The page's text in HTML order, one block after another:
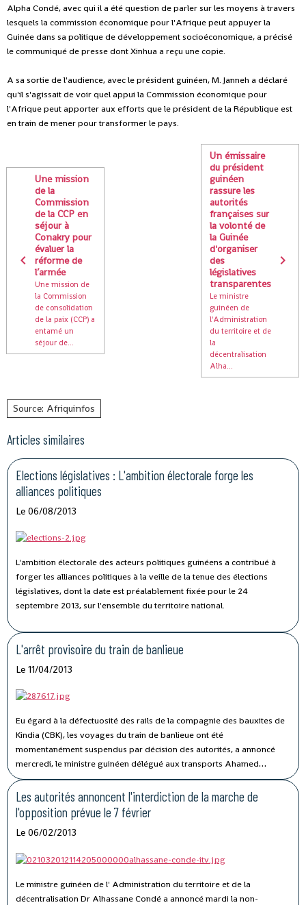
Alpha Condé, avec qui il a été question de parler sur les moyens à travers
lesquels la commission économique pour l'Afrique peut appuyer la
Guinée dans sa politique de développement socioéconomique, a précisé
le communiqué de presse dont Xinhua a reçu une copie.
A sa sortie de l'audience, avec le président guinéen, M. Janneh a déclaré
qu'il s'agissait de voir quel appui la Commission économique pour
l'Afrique peut apporter aux efforts que le président de la République est
en train de mener pour transformer le pays.
Une mission
de la
Commission
de la CCP en
séjour à
Conakry pour
évaluer la
réforme de
l’armée
Une mission de
la Commission
de consolidation
de la paix (CCP) a
entamé un
séjour de...
Un émissaire
du président
guinéen
rassure les
autorités
françaises sur
la volonté de
la Guinée
d'organiser
des
législatives
transparentes
Le ministre
guinéen de
l'Administration
du territoire et de
la
décentralisation
Alha...
Source: Afriquinfos
Articles similaires
Elections législatives : L'ambition électorale forge les
alliances politiques
Le 06/08/2013
L'ambition électorale des acteurs politiques guinéens a contribué à
forger les alliances politiques à la veille de la tenue des élections
législatives, dont la date est préalablement fixée pour le 24
septembre 2013, sur l'ensemble du territoire national.
L'arrêt provisoire du train de banlieue
Le 11/04/2013
Eu égard à la défectuosité des rails de la compagnie des bauxites de
Kindia (CBK), les voyages du train de banlieue ont été
momentanément suspendus par décision des autorités, a annoncé
mercredi, le ministre guinéen délégué aux transports Ahamed
Tidiane Traoré.
Les autorités annoncent l'interdiction de la marche de
l'opposition prévue le 7 février
Le 06/02/2013
Le ministre guinéen de l' Administration du territoire et de la
décentralisation Dr Alhassane Condé a annoncé mardi la non-